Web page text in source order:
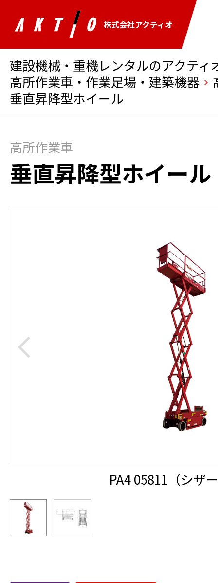
株式会社アクティオ
建設機械・重機レンタルのアクティ
高所作業車・作業足場・建築機器
垂直昇降型ホイール
高所作業車
垂直昇降型ホイール
PA4 05811（シザ